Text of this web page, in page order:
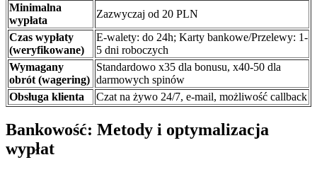
Minimalna
wypłata
Zazwyczaj od 20 PLN
Czas wypłaty
(weryfikowane)
E-walety: do 24h; Karty bankowe/Przelewy: 1-
5 dni roboczych
Wymagany
obrót (wagering)
Standardowo x35 dla bonusu, x40-50 dla
darmowych spinów
Obsługa klienta
Czat na żywo 24/7, e-mail, możliwość callback
Bankowość: Metody i optymalizacja
wypłat